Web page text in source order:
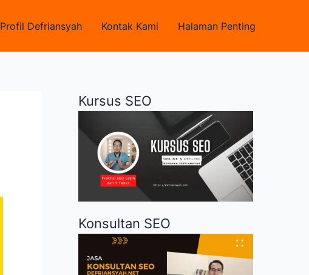
Profil Defriansyah Kontak Kami Halaman Penting
Kursus SEO
Konsultan SEO